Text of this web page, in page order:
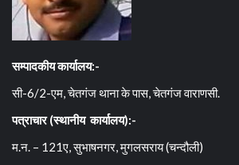
सम्पादकीय कार्यालय:-
सी-6/2-एम, चेतगंज थाना के पास, चेतगंज वाराणसी.
पत्राचार (स्थानीय कार्यालय):-
म.न. – 121ए, सुभाषनगर, मुगलसराय (चन्दौली)